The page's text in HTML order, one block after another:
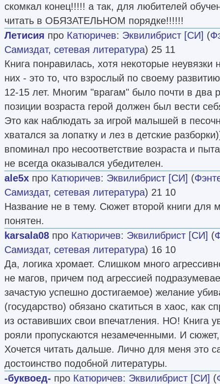
скомкал конец!!!!! а так, для любителей
читать в ОБЯЗАТЕЛЬНОМ порядке!!!!!!
Летисия про Катюричев: Эквилибрист [СИ] (
Самиздат, сетевая литература) 25 11
Книга понравилась, хотя некоторые неувязки
них - это то, что взрослый по своему
12-15 лет. Многим "врагам" было почти в
позиции возраста герой должен был вести
Это как наблюдать за игрой малышей в
хватался за лопатку и лез в детские
впоминал про несоответствие возраста и
не всегда оказывался убедителен.
ale5x про Катюричев: Эквилибрист [СИ] (
Самиздат, сетевая литература) 21 10
Название не в тему. Сюжет второй книги для
понятен.
karsala08 про Катюричев: Эквилибрист [СИ] (
Самиздат, сетевая литература) 16 10
Да, логика хромает. Слишком много
не магов, причем под агрессией
зачастую успешно достигаемое) желание
(государство) обязано скатиться в хаос, как
из оставивших свои впечатления. НО! Книга
рояли пропускаются незамеченными. И
Хочется читать дальше. Лично для меня это
достоинство подобной литературы.
-буквоед- про Катюричев: Эквилибрист [СИ] (